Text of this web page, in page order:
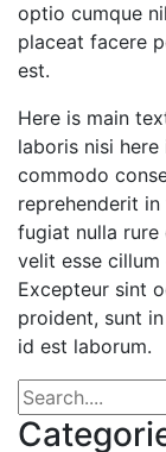
optio cumque
placeat facere
est.
Here is main
laboris nisi
commodo
reprehenderit
fugiat nulla
velit esse
Excepteur sint
proident, sunt
id est laborum.